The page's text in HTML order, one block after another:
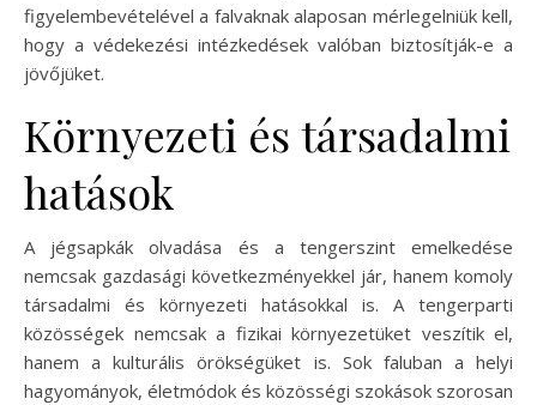
figyelembevételével a falvaknak alaposan mérlegelniük kell,
hogy a védekezési intézkedések valóban biztosítják-e a
jövőjüket.
Környezeti és társadalmi
hatások
A jégsapkák olvadása és a tengerszint emelkedése
nemcsak gazdasági következményekkel jár, hanem komoly
társadalmi és környezeti hatásokkal is. A tengerparti
közösségek nemcsak a fizikai környezetüket veszítik el,
hanem a kulturális örökségüket is. Sok faluban a helyi
hagyományok, életmódok és közösségi szokások szorosan